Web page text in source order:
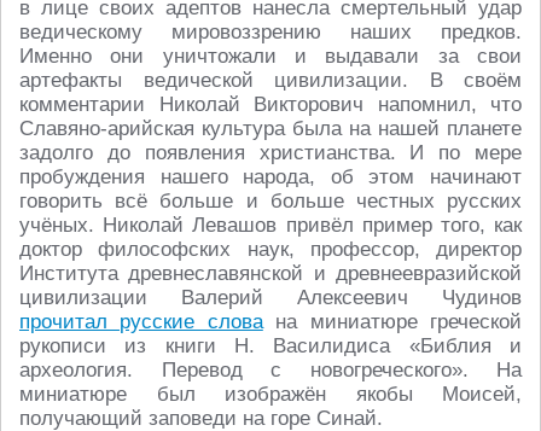
в лице своих адептов нанесла смертельный удар
ведическому мировоззрению наших предков.
Именно они уничтожали и выдавали за свои
артефакты ведической цивилизации. В своём
комментарии Николай Викторович напомнил, что
Славяно-арийская культура была на нашей планете
задолго до появления христианства. И по мере
пробуждения нашего народа, об этом начинают
говорить всё больше и больше честных русских
учёных. Николай Левашов привёл пример того, как
доктор философских наук, профессор, директор
Института древнеславянской и древнеевразийской
цивилизации Валерий Алексеевич Чудинов
прочитал русские слована миниатюре греческой
рукописи из книги Н. Василидиса «Библия и
археология. Перевод с новогреческого». На
миниатюре был изображён якобы Моисей,
получающий заповеди на горе Синай.